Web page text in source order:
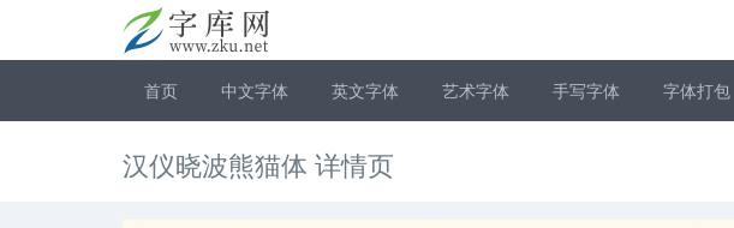
首页 中文字体 英文字体 艺术字体 手写字体 字体打包
汉仪晓波熊猫体 详情页